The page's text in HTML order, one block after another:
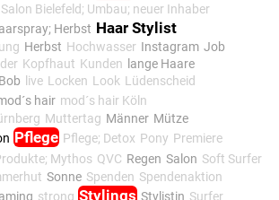
Bielefeld; Umbau; neuer Inhaber
Herbst Haar Stylist
Herbst Hochwasser Instagram Job
Kopfhaut Kunden
lange Haare
live Locken Look Lüdenscheid
hair mod´s hair Köln
Muttertag Männer Mütze
Pflege Pflege; Detox Pony Premiere
Mythos QVC Regen Salon Soft Surfer
Sonne Spenden Spendenaktion
strong Stylings Stylistin Surfer